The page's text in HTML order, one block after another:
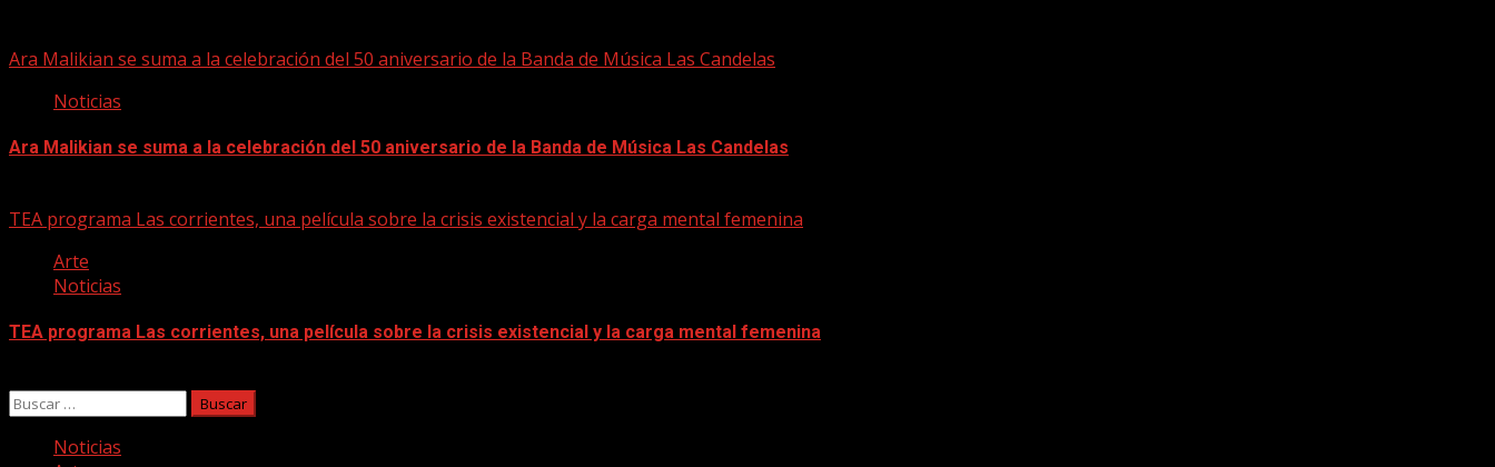
Ara Malikian se suma a la celebración del 50 aniversario de la Banda de Música Las Candelas
Noticias
Ara Malikian se suma a la celebración del 50 aniversario de la Banda de Música Las Candelas
TEA programa Las corrientes, una película sobre la crisis existencial y la carga mental femenina
Arte
Noticias
TEA programa Las corrientes, una película sobre la crisis existencial y la carga mental femenina
Buscar:
Noticias